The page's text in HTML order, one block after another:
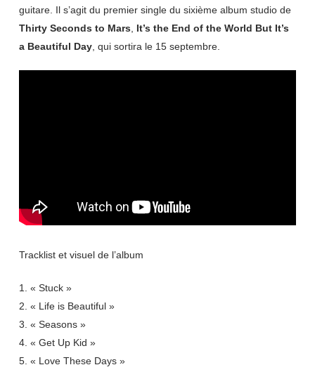
guitare. Il s’agit du premier single du sixième album studio de
Thirty Seconds to Mars
It’s the End of the World But It’s
a Beautiful Day, qui sortira le 15 septembre.
Tracklist et visuel de l’album
1. « Stuck »
2. « Life is Beautiful »
3. « Seasons »
4. « Get Up Kid »
5. « Love These Days »